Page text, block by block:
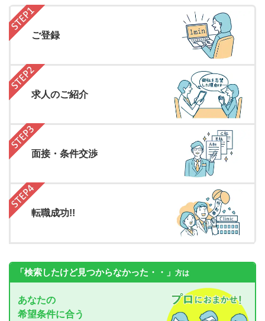
ご登録
求人のご紹介
面接・条件交渉
転職成功!!
「検索したけど見つからなかった・・」 方は
あなたの
希望条件に合う